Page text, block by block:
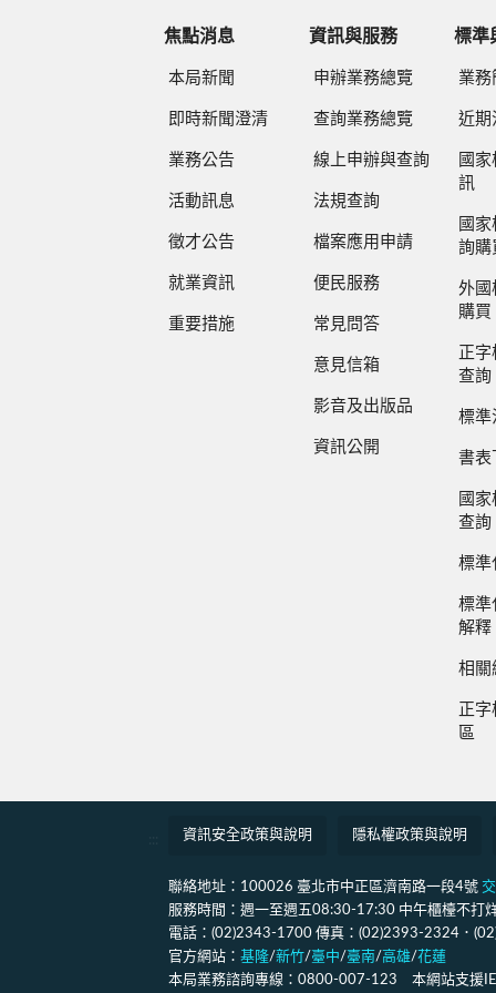
焦點消息
本局新聞
即時新聞澄清
業務公告
活動訊息
徵才公告
就業資訊
重要措施
資訊與服務
申辦業務總覽
查詢業務總覽
線上申辦與查詢
法規查詢
檔案應用申請
便民服務
常見問答
意見信箱
影音及出版品
資訊公開
標準
業務
近期
國
訊
國
詢購
外國
購買
正
查詢
標準
書表
國
查詢
標準
標準
解釋
相關
正
區
資訊安全政策與說明 隱私權政策與說明
聯絡地址：100026 臺北市中正區濟南路一段4號
服務時間：週一至週五08:30-17:30 中午櫃檯不打
電話：(02)2343-1700 傳真：(02)2393-2324．
官方網站： 基隆/新竹/臺中/臺南/高雄/花蓮
本局業務諮詢專線：0800-007-123 本網站支援